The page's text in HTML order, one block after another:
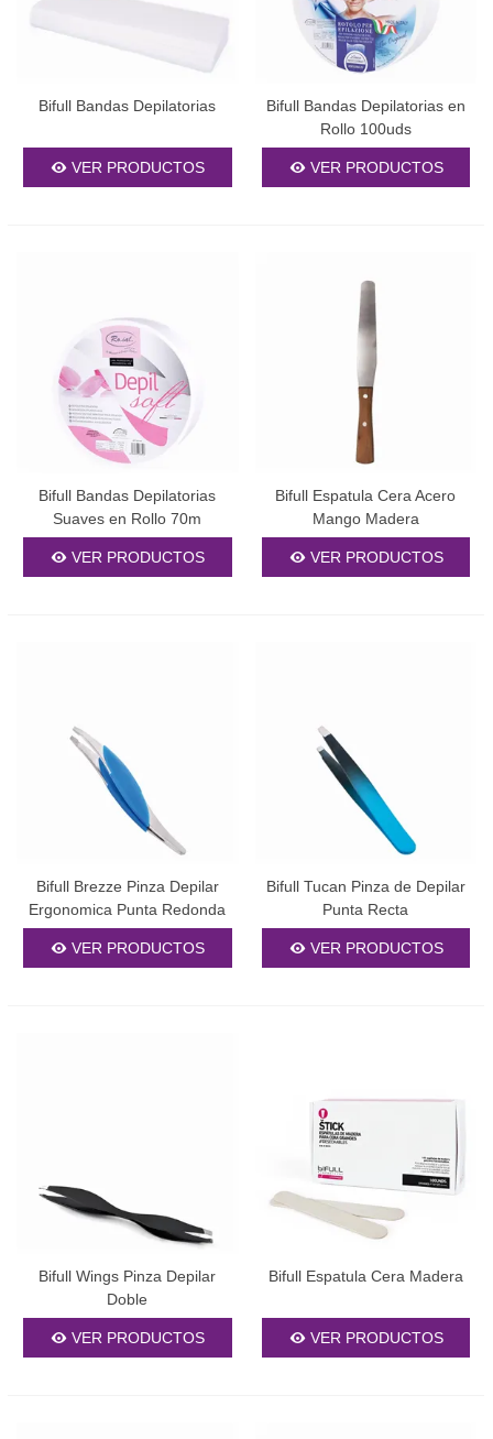
Bifull Bandas Depilatorias
VER PRODUCTOS
Bifull Bandas Depilatorias en
Rollo 100uds
VER PRODUCTOS
Bifull Bandas Depilatorias
Suaves en Rollo 70m
VER PRODUCTOS
Bifull Espatula Cera Acero
Mango Madera
VER PRODUCTOS
Bifull Brezze Pinza Depilar
Ergonomica Punta Redonda
VER PRODUCTOS
Bifull Tucan Pinza de Depilar
Punta Recta
VER PRODUCTOS
Bifull Wings Pinza Depilar
Doble
VER PRODUCTOS
Bifull Espatula Cera Madera
VER PRODUCTOS